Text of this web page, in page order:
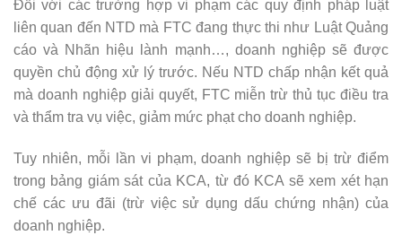
Đối với các trường hợp vi phạm các quy định pháp luật
liên quan đến NTD mà FTC đang thực thi như Luật Quảng
cáo và Nhãn hiệu lành mạnh…, doanh nghiệp sẽ được
quyền chủ động xử lý trước. Nếu NTD chấp nhận kết quả
mà doanh nghiệp giải quyết, FTC miễn trừ thủ tục điều tra
và thẩm tra vụ việc, giảm mức phạt cho doanh nghiệp.
Tuy nhiên, mỗi lần vi phạm, doanh nghiệp sẽ bị trừ điểm
trong bảng giám sát của KCA, từ đó KCA sẽ xem xét hạn
chế các ưu đãi (trừ việc sử dụng dấu chứng nhận) của
doanh nghiệp.